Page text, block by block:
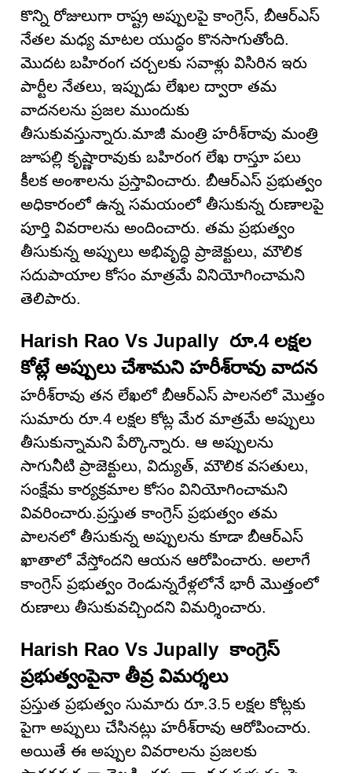
కొన్ని రోజులుగా రాష్ట్ర అప్పులపై కాంగ్రెస్, బీఆర్ఎస్
నేతల మధ్య మాటల యుద్ధం కొనసాగుతోంది.
మొదట బహిరంగ చర్చలకు సవాళ్లు విసిరిన ఇరు
పార్టీల నేతలు, ఇప్పుడు లేఖల ద్వారా తమ
వాదనలను ప్రజల ముందుకు
తీసుకువస్తున్నారు.మాజీ మంత్రి హరీశ్‌రావు మంత్రి
జూపల్లి కృష్ణారావుకు బహిరంగ లేఖ రాస్తూ పలు
కీలక అంశాలను ప్రస్తావించారు. బీఆర్ఎస్ ప్రభుత్వం
అధికారంలో ఉన్న సమయంలో తీసుకున్న రుణాలపై
పూర్తి వివరాలను అందించారు. తమ ప్రభుత్వం
తీసుకున్న అప్పులు అభివృద్ధి ప్రాజెక్టులు, మౌలిక
సదుపాయాల కోసం మాత్రమే వినియోగించామని
తెలిపారు.
Harish Rao Vs Jupally రూ.4 లక్షల
కోట్లే అప్పులు చేశామని హరీశ్‌రావు వాదన
హరీశ్‌రావు తన లేఖలో బీఆర్ఎస్ పాలనలో మొత్తం
సుమారు రూ.4 లక్షల కోట్ల మేర మాత్రమే అప్పులు
తీసుకున్నామని పేర్కొన్నారు. ఆ అప్పులను
సాగునీటి ప్రాజెక్టులు, విద్యుత్, మౌలిక వసతులు,
సంక్షేమ కార్యక్రమాల కోసం వినియోగించామని
వివరించారు.ప్రస్తుత కాంగ్రెస్ ప్రభుత్వం తమ
పాలనలో తీసుకున్న అప్పులను కూడా బీఆర్ఎస్
ఖాతాలో వేస్తోందని ఆయన ఆరోపించారు. అలాగే
కాంగ్రెస్ ప్రభుత్వం రెండున్నరేళ్లలోనే భారీ మొత్తంలో
రుణాలు తీసుకువచ్చిందని విమర్శించారు.
Harish Rao Vs Jupally కాంగ్రెస్
ప్రభుత్వంపైనా తీవ్ర విమర్శలు
ప్రస్తుత ప్రభుత్వం సుమారు రూ.3.5 లక్షల కోట్లకు
పైగా అప్పులు చేసినట్లు హరీశ్‌రావు ఆరోపించారు.
అయితే ఈ అప్పుల వివరాలను ప్రజలకు